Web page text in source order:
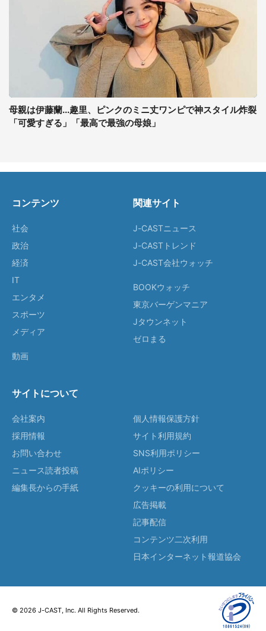
母親は伊藤蘭...趣里、ピンクのミニ丈ワンピで神スタイル炸裂
「可愛すぎる」「最高で最強の母娘」
コンテンツ
社会
政治
経済
IT
エンタメ
スポーツ
メディア
動画
関連サイト
J-CASTニュース
J-CASTトレンド
J-CAST会社ウォッチ
BOOKウォッチ
東京バーゲンマニア
Jタウンネット
ゼロまる
サイトについて
会社案内
採用情報
お問い合わせ
ニュース読者投稿
編集長からの手紙
個人情報保護方針
サイト利用規約
SNS利用ポリシー
AIポリシー
クッキーの利用について
広告掲載
記事配信
コンテンツ二次利用
日本インターネット報道協会
© 2026 J-CAST, Inc. All Rights Reserved.